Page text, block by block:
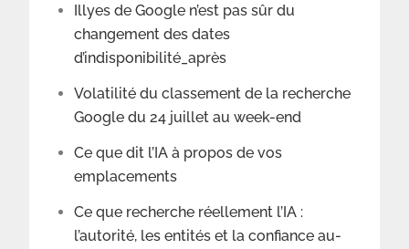
Illyes de Google n’est pas sûr du
changement des dates
d’indisponibilité_après
Volatilité du classement de la recherche
Google du 24 juillet au week-end
Ce que dit l’IA à propos de vos
emplacements
Ce que recherche réellement l’IA :
l’autorité, les entités et la confiance au-